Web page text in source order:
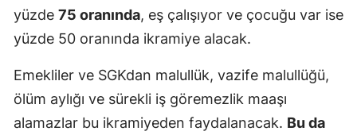
Nevşehir
Ordu
Rize
yüzde 75 oranında, eş çalışıyor ve çocuğu var ise
yüzde 50 oranında ikramiye alacak.
Emekliler ve SGKdan malullük, vazife malullüğü,
ölüm aylığı ve sürekli iş göremezlik maaşı
alamazlar bu ikramiyeden faydalanacak. Bu da